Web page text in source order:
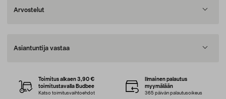
Arvostelut
Asiantuntija vastaa
Toimitus alkaen 3,90 €
toimitustavalla Budbee
Katso toimitusvaihtoehdot
Ilmainen palautus
myymälään
365 päivän palautusoikeus